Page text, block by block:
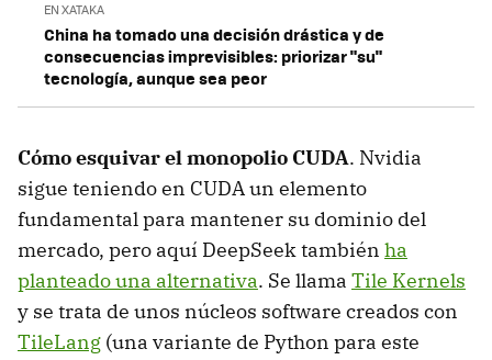
EN XATAKA
China ha tomado una decisión drástica y de
consecuencias imprevisibles: priorizar "su"
tecnología, aunque sea peor
Cómo esquivar el monopolio CUDA. Nvidia
sigue teniendo en CUDA un elemento
fundamental para mantener su dominio del
mercado, pero aquí DeepSeek también ha
planteado una alternativa. Se llama Tile Kernels
y se trata de unos núcleos software creados con
TileLang (una variante de Python para este